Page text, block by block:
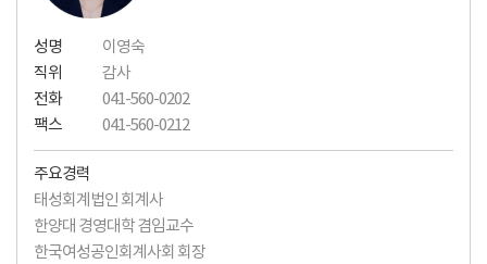
성명
이영숙
직위
감사
전화
041-560-0202
팩스
041-560-0212
주요경력
태성회계법인 회계사
한양대 경영대학 겸임교수
한국여성공인회계사회 회장